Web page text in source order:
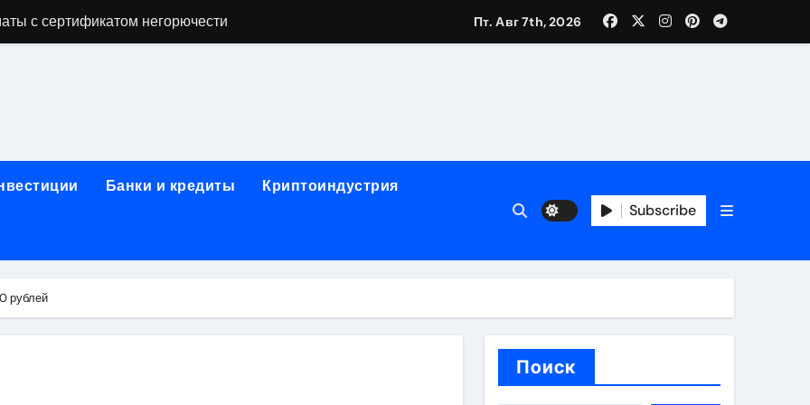
с сертификатом негорючести
и направляющих для конвейерных лент
лотков для хранения электронных компонентов
этапы строительства, проверка застройщика и сценарии оформления сделки
информация о сельскохозяйственных предприятиях
Пт. Авг 7th, 2026
Банки и кредиты Криптоиндустрия
Subscribe
рублей
Поиск